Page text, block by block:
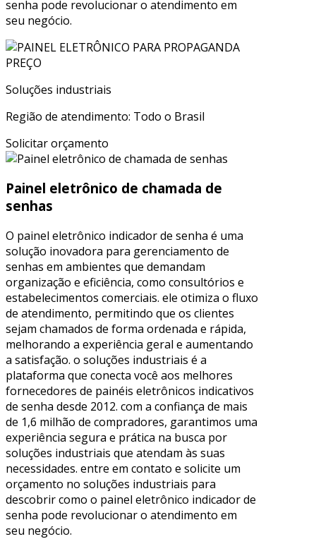
senha pode revolucionar o atendimento em
seu negócio.
Soluções industriais
Região de atendimento: Todo o Brasil
Solicitar orçamento
Painel eletrônico de chamada de
senhas
O painel eletrônico indicador de senha é uma
solução inovadora para gerenciamento de
senhas em ambientes que demandam
organização e eficiência, como consultórios e
estabelecimentos comerciais. ele otimiza o fluxo
de atendimento, permitindo que os clientes
sejam chamados de forma ordenada e rápida,
melhorando a experiência geral e aumentando
a satisfação. o soluções industriais é a
plataforma que conecta você aos melhores
fornecedores de painéis eletrônicos indicativos
de senha desde 2012. com a confiança de mais
de 1,6 milhão de compradores, garantimos uma
experiência segura e prática na busca por
soluções industriais que atendam às suas
necessidades. entre em contato e solicite um
orçamento no soluções industriais para
descobrir como o painel eletrônico indicador de
senha pode revolucionar o atendimento em
seu negócio.